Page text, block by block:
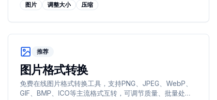
图片 调整大小 压缩
推荐
图片格式转换
免费在线图片格式转换工具，支持PNG、JPEG、WebP、
GIF、BMP、ICO等主流格式互转，可调节质量、批量处